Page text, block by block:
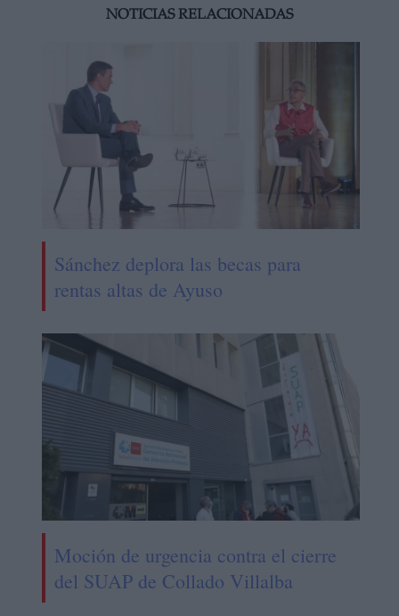
NOTICIAS RELACIONADAS
Sánchez deplora las becas para
rentas altas de Ayuso
Moción de urgencia contra el cierre
del SUAP de Collado Villalba